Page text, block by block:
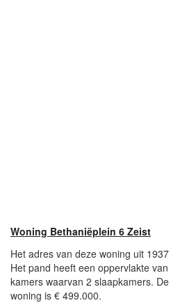
Woning Bethaniëplein 6 Zeist
Het adres van deze woning uit
Het pand heeft een oppervlakte
kamers waarvan 2 slaapkamers.
woning is € 499.000.